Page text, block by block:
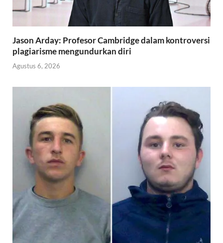
Jason Arday: Profesor Cambridge dalam kontroversi
plagiarisme mengundurkan diri
Agustus 6, 2026